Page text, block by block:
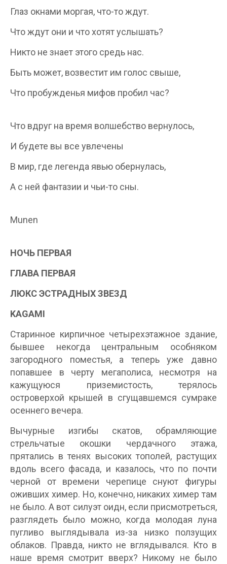
Глаз окнами моргая, что-то ждут.
Что ждут они и что хотят услышать?
Никто не знает этого средь нас.
Быть может, возвестит им голос свыше,
Что пробужденья мифов пробил час?
Что вдруг на время волшебство вернулось,
И будете вы все увлечены
В мир, где легенда явью обернулась,
А с ней фантазии и чьи-то сны.
Munen
НОЧЬ ПЕРВАЯ
ГЛАВА ПЕРВАЯ
ЛЮКС ЭСТРАДНЫХ ЗВЕЗД
KAGAMI
Старинное кирпичное четырехэтажное здание,
бывшее некогда центральным особняком
загородного поместья, а теперь уже давно
попавшее в черту мегаполиса, несмотря на
кажущуюся приземистость, терялось
островерхой крышей в сгущавшемся сумраке
осеннего вечера.
Вычурные изгибы скатов, обрамляющие
стрельчатые окошки чердачного этажа,
прятались в тенях высоких тополей, растущих
вдоль всего фасада, и казалось, что по почти
черной от времени черепице снуют фигуры
оживших химер. Но, конечно, никаких химер там
не было. А вот силуэт оидн, если присмотреться,
разглядеть было можно, когда молодая луна
пугливо выглядывала из-за низко ползущих
облаков. Правда, никто не вглядывался. Кто в
наше время смотрит вверх? Никому не было